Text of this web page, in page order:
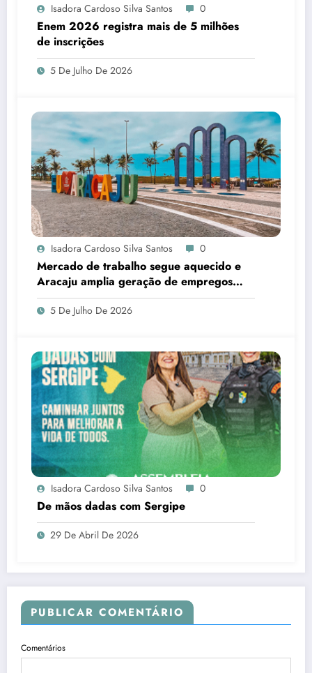
Isadora Cardoso Silva Santos 0
Enem 2026 registra mais de 5 milhões
de inscrições
5 De Julho De 2026
Isadora Cardoso Silva Santos 0
Mercado de trabalho segue aquecido e
Aracaju amplia geração de empregos
formais
5 De Julho De 2026
Isadora Cardoso Silva Santos 0
De mãos dadas com Sergipe
29 De Abril De 2026
PUBLICAR COMENTÁRIO
Comentários